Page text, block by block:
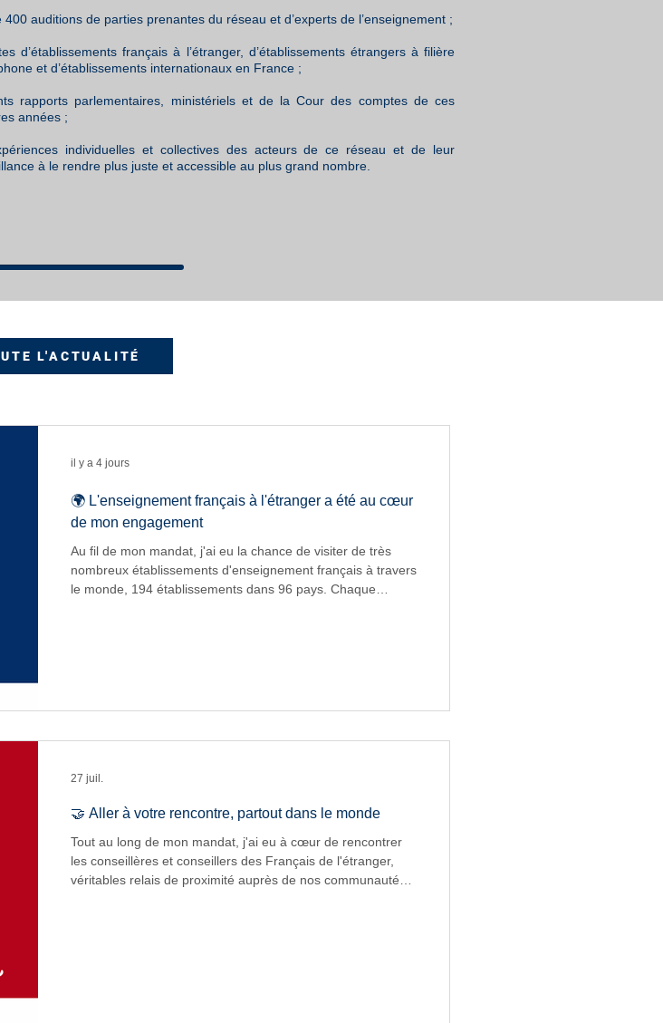
400 auditions de parties prenantes du réseau et d’experts de l’enseignement ;
d’établissements français à l’étranger, d’établissements étrangers à filière
et d’établissements internationaux en France ;
rapports parlementaires, ministériels et de la Cour des comptes de ces
années ;
individuelles et collectives des acteurs de ce réseau et de leur
à le rendre plus juste et accessible au plus grand nombre.
L'ACTUALITÉ
🌍 L'enseignement français à l'étranger a été au cœur
de mon engagement
Au fil de mon mandat, j'ai eu la chance de visiter de très
nombreux établissements d'enseignement français à travers
le monde, 194 établissements dans 96 pays. Chaque
il y a 4 jours
🤝 Aller à votre rencontre, partout dans le monde
Tout au long de mon mandat, j'ai eu à cœur de rencontrer
les conseillères et conseillers des Français de l'étranger,
véritables relais de proximité auprès de nos communautés
27 juil.